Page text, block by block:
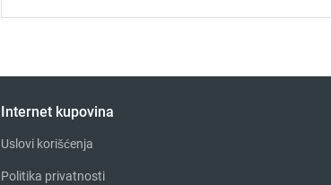
Internet kupovina
Uslovi korišćenja
Politika privatnosti